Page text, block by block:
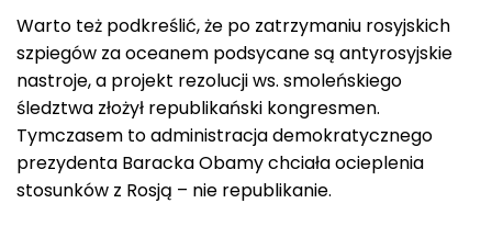
Warto też podkreślić, że po zatrzymaniu rosyjskich
szpiegów za oceanem podsycane są antyrosyjskie
nastroje, a projekt rezolucji ws. smoleńskiego
śledztwa złożył republikański kongresmen.
Tymczasem to administracja demokratycznego
prezydenta Baracka Obamy chciała ocieplenia
stosunków z Rosją – nie republikanie.